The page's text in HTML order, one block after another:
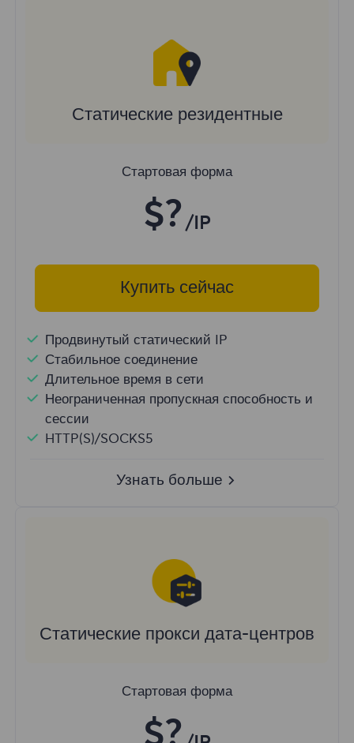
Статические резидентные
Стартовая форма
$? /IP
Купить сейчас
Продвинутый статический IP
Стабильное соединение
Длительное время в сети
Неограниченная пропускная способность и
сессии
HTTP(S)/SOCKS5
Узнать больше
Статические прокси дата-центров
Стартовая форма